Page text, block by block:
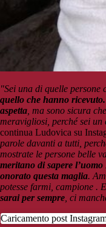
"Sei una di quelle persone
quello che hanno ricevuto.
aspetta, ma sono sicura
meravigliosi, perché sei un
continua Ludovica su
parole davanti a tutti,
mostrate le persone belle
meritano di sapere
onorato questa maglia.
potesse farmi, campione .
sarai per sempre, ci
Caricamento post